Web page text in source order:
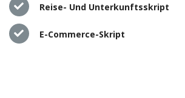
Reise- Und Unterkunftsskript
E-Commerce-Skript